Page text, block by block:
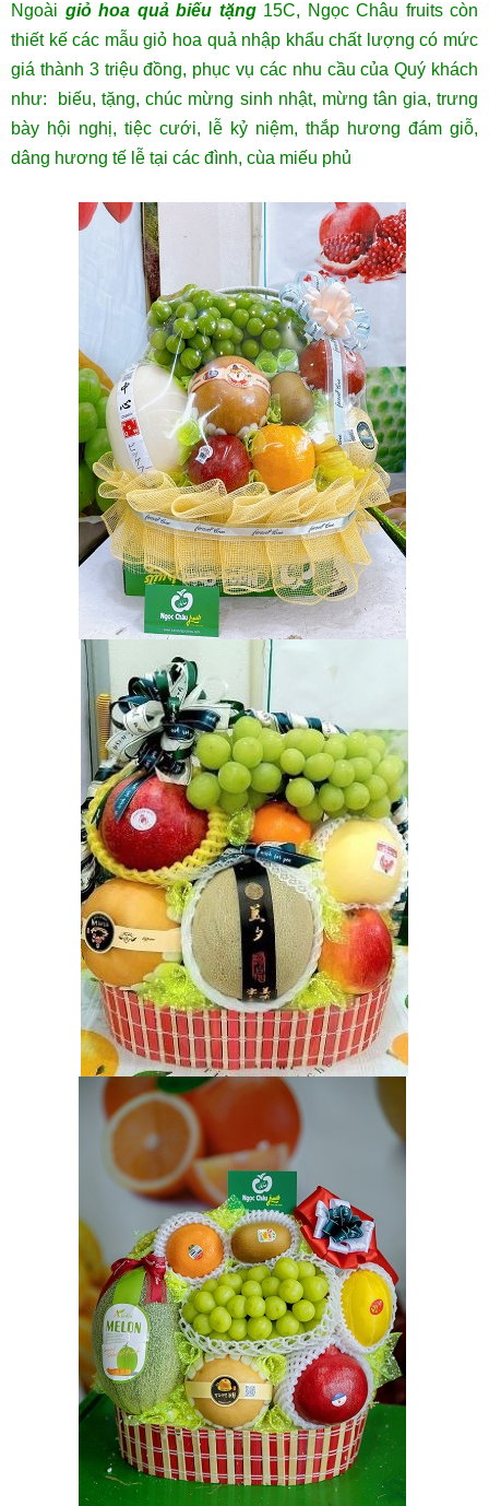
Ngoài giỏ hoa quả biếu tặng15C, Ngọc Châu fruits còn
thiết kế các mẫu giỏ hoa quả nhập khẩu chất lượng có mức
giá thành 3 triệu đồng, phục vụ các nhu cầu của Quý khách
như: biếu, tặng, chúc mừng sinh nhật, mừng tân gia, trưng
bày hội nghị, tiệc cưới, lễ kỷ niệm, thắp hương đám giỗ,
dâng hương tế lễ tại các đình, cùa miếu phủ